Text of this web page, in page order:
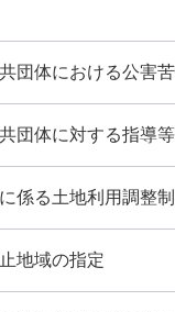
団体における公害
団体に対する指導等
係る土地利用調整
地域の指定